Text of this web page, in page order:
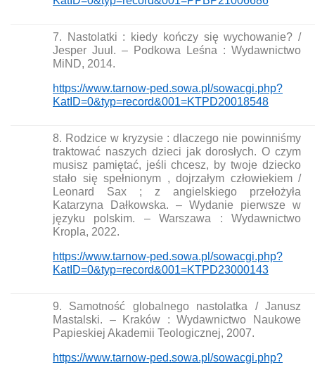
7. Nastolatki : kiedy kończy się wychowanie? /
Jesper Juul. – Podkowa Leśna : Wydawnictwo
MiND, 2014.
https://www.tarnow-ped.sowa.pl/sowacgi.php?
KatID=0&typ=record&001=KTPD20018548
8. Rodzice w kryzysie : dlaczego nie powinniśmy
traktować naszych dzieci jak dorosłych. O czym
musisz pamiętać, jeśli chcesz, by twoje dziecko
stało się spełnionym , dojrzałym człowiekiem /
Leonard Sax ; z angielskiego przełożyła
Katarzyna Dałkowska. – Wydanie pierwsze w
języku polskim. – Warszawa : Wydawnictwo
Kropla, 2022.
https://www.tarnow-ped.sowa.pl/sowacgi.php?
KatID=0&typ=record&001=KTPD23000143
9. Samotność globalnego nastolatka / Janusz
Mastalski. – Kraków : Wydawnictwo Naukowe
Papieskiej Akademii Teologicznej, 2007.
https://www.tarnow-ped.sowa.pl/sowacgi.php?